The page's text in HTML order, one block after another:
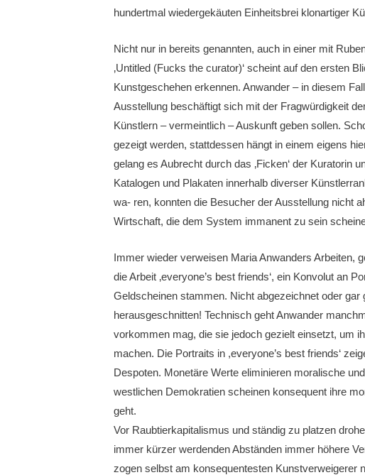
hundertmal wiedergekäuten Einheitsbrei klonartiger
Nicht nur in bereits genannten, auch in einer mit
‚Untitled (Fucks the curator)‘ scheint auf den ersten
Kunstgeschehen erkennen. Anwander – in diesem
Ausstellung beschäftigt sich mit der Fragwürdigkeit
Künstlern – vermeintlich – Auskunft geben sollen.
gezeigt werden, stattdessen hängt in einem eigens
gelang es Aubrecht durch das ‚Ficken‘ der Kuratorin
Katalogen und Plakaten innerhalb diverser
wa- ren, konnten die Besucher der Ausstellung nicht
Wirtschaft, die dem System immanent zu sein
Immer wieder verweisen Maria Anwanders Arbeiten,
die Arbeit ‚everyone’s best friends‘, ein Konvolut an
Geldscheinen stammen. Nicht abgezeichnet oder
herausgeschnitten! Technisch geht Anwander
vorkommen mag, die sie jedoch gezielt einsetzt, um
machen. Die Portraits in ,everyone’s best friends‘
Despoten. Monetäre Werte eliminieren moralische
westlichen Demokratien scheinen konsequent ihre
geht.
Vor Raubtierkapitalismus und ständig zu platzen
immer kürzer werdenden Abständen immer höhere
zogen selbst am konsequentesten Kunstverweigerer